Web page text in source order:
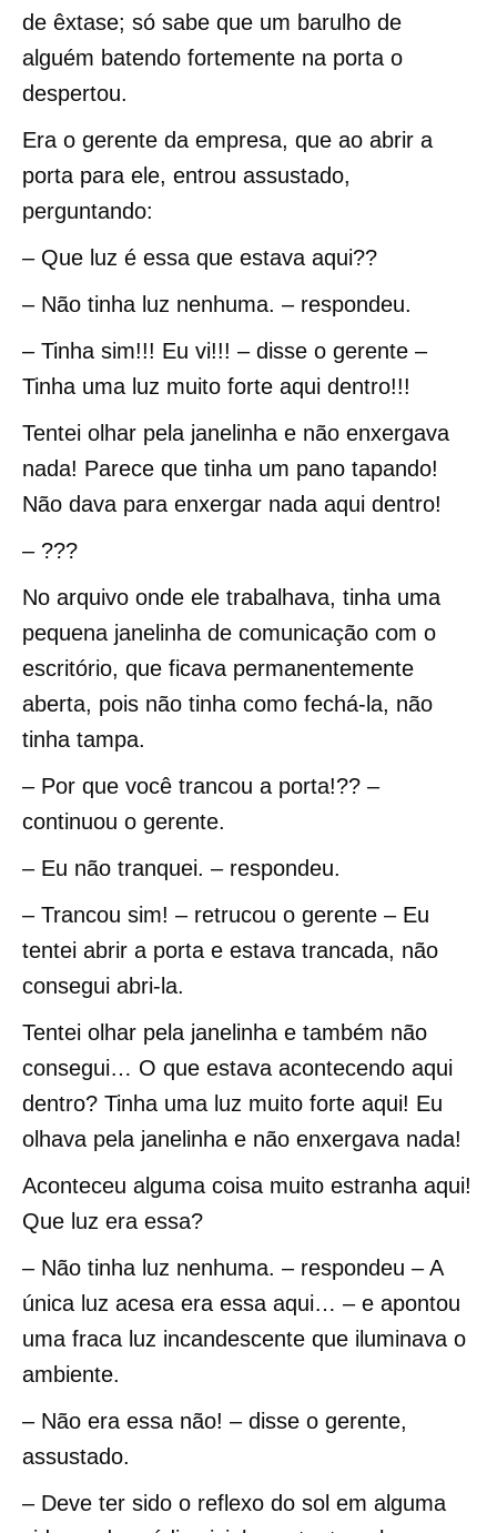
de êxtase; só sabe que um barulho de
alguém batendo fortemente na porta o
despertou.
Era o gerente da empresa, que ao abrir a
porta para ele, entrou assustado,
perguntando:
– Que luz é essa que estava aqui??
– Não tinha luz nenhuma. – respondeu.
– Tinha sim!!! Eu vi!!! – disse o gerente –
Tinha uma luz muito forte aqui dentro!!!
Tentei olhar pela janelinha e não enxergava
nada! Parece que tinha um pano tapando!
Não dava para enxergar nada aqui dentro!
– ???
No arquivo onde ele trabalhava, tinha uma
pequena janelinha de comunicação com o
escritório, que ficava permanentemente
aberta, pois não tinha como fechá-la, não
tinha tampa.
– Por que você trancou a porta!?? –
continuou o gerente.
– Eu não tranquei. – respondeu.
– Trancou sim! – retrucou o gerente – Eu
tentei abrir a porta e estava trancada, não
consegui abri-la.
Tentei olhar pela janelinha e também não
consegui… O que estava acontecendo aqui
dentro? Tinha uma luz muito forte aqui! Eu
olhava pela janelinha e não enxergava nada!
Aconteceu alguma coisa muito estranha aqui!
Que luz era essa?
– Não tinha luz nenhuma. – respondeu – A
única luz acesa era essa aqui… – e apontou
uma fraca luz incandescente que iluminava o
ambiente.
– Não era essa não! – disse o gerente,
assustado.
– Deve ter sido o reflexo do sol em alguma